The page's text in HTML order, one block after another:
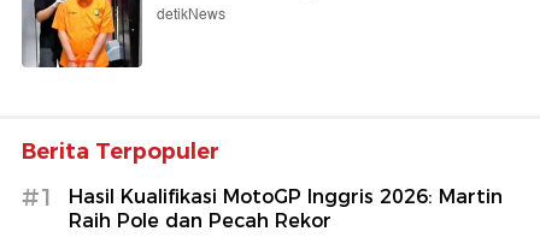
detikNews
Berita Terpopuler
#1
Hasil Kualifikasi MotoGP Inggris 2026: Martin
Raih Pole dan Pecah Rekor